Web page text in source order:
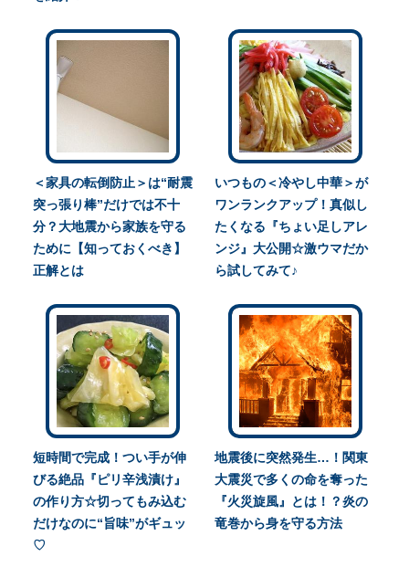
＜家具の転倒防止＞は“耐震
突っ張り棒”だけでは不十
分？大地震から家族を守る
ために【知っておくべき】
正解とは
いつもの＜冷やし中華＞が
ワンランクアップ！真似し
たくなる『ちょい足しアレ
ンジ』大公開☆激ウマだか
ら試してみて♪
短時間で完成！つい手が伸
びる絶品『ピリ辛浅漬け』
の作り方☆切ってもみ込む
だけなのに“旨味”がギュッ
♡
地震後に突然発生…！関東
大震災で多くの命を奪った
『火災旋風』とは！？炎の
竜巻から身を守る方法